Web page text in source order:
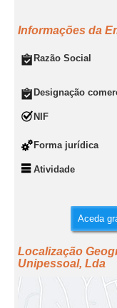
Informações da
Razão Social
Designação
NIF
Forma jurídica
Atividade
Aceda
Localização
Unipessoal, Lda